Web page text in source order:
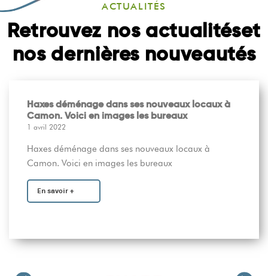
ACTUALITÉS
Retrouvez nos actualitéset
nos dernières nouveautés
Haxes déménage dans ses nouveaux locaux à
Camon. Voici en images les bureaux
1 avril 2022
Haxes déménage dans ses nouveaux locaux à
Camon. Voici en images les bureaux
En savoir +